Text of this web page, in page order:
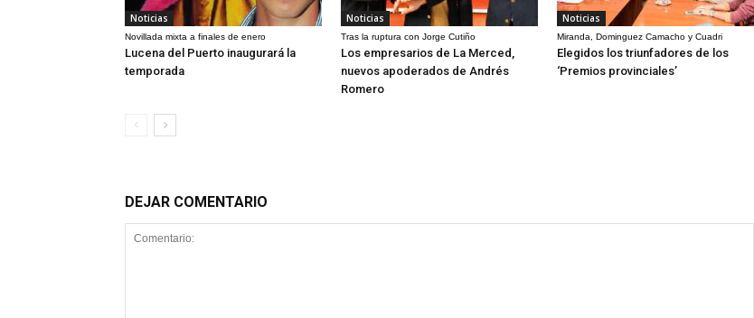
Noticias
Novillada mixta a finales de enero
Lucena del Puerto inaugurará la
temporada
Noticias
Tras la ruptura con Jorge Cutiño
Los empresarios de La Merced,
nuevos apoderados de Andrés
Romero
Noticias
Miranda, Dominguez Camacho y Cuadri
Elegidos los triunfadores de los
‘Premios provinciales’
DEJAR COMENTARIO